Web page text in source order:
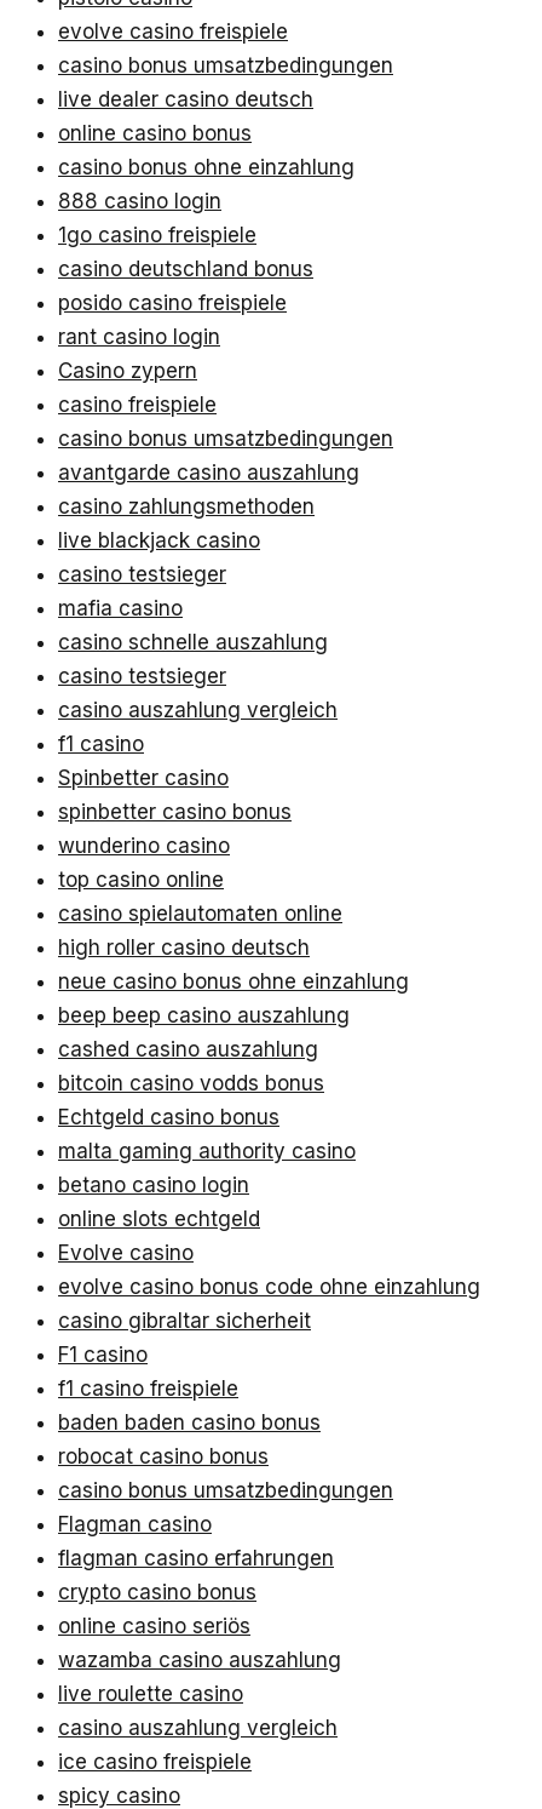
evolve casino freispiele
casino bonus umsatzbedingungen
live dealer casino deutsch
online casino bonus
casino bonus ohne einzahlung
888 casino login
1go casino freispiele
casino deutschland bonus
posido casino freispiele
rant casino login
Casino zypern
casino freispiele
casino bonus umsatzbedingungen
avantgarde casino auszahlung
casino zahlungsmethoden
live blackjack casino
casino testsieger
mafia casino
casino schnelle auszahlung
casino testsieger
casino auszahlung vergleich
f1 casino
Spinbetter casino
spinbetter casino bonus
wunderino casino
top casino online
casino spielautomaten online
high roller casino deutsch
neue casino bonus ohne einzahlung
beep beep casino auszahlung
cashed casino auszahlung
bitcoin casino vodds bonus
Echtgeld casino bonus
malta gaming authority casino
betano casino login
online slots echtgeld
Evolve casino
evolve casino bonus code ohne einzahlung
casino gibraltar sicherheit
F1 casino
f1 casino freispiele
baden baden casino bonus
robocat casino bonus
casino bonus umsatzbedingungen
Flagman casino
flagman casino erfahrungen
crypto casino bonus
online casino seriös
wazamba casino auszahlung
live roulette casino
casino auszahlung vergleich
ice casino freispiele
spicy casino